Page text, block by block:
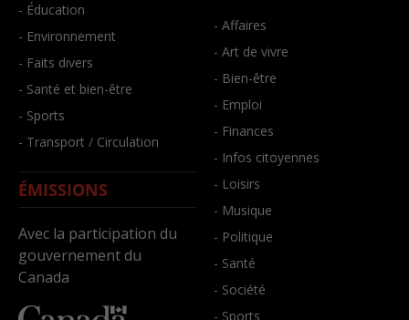
- Éducation
- Environnement
- Faits divers
- Santé et bien-être
- Sports
- Transport / Circulation
ÉMISSIONS
Avec la participation du
gouvernement du
Canada
- Affaires
- Art de vivre
- Bien-être
- Emploi
- Finances
- Infos citoyennes
- Loisirs
- Musique
- Politique
- Santé
- Société
- Sports